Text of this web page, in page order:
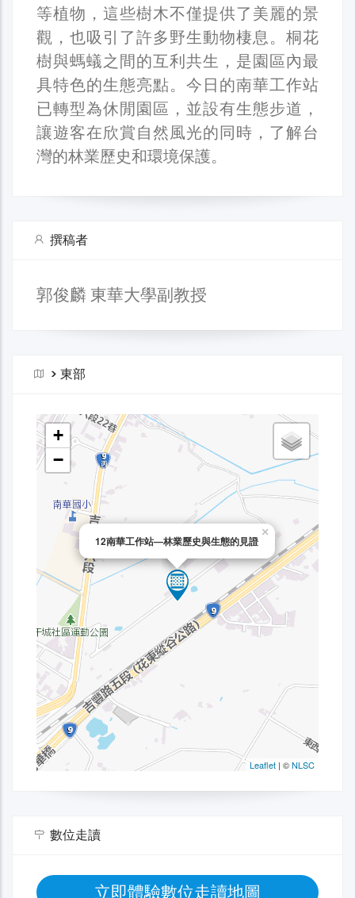
等植物，這些樹木不僅提供了美麗的景
觀，也吸引了許多野生動物棲息。桐花
樹與螞蟻之間的互利共生，是園區內最
具特色的生態亮點。今日的南華工作站
已轉型為休閒園區，並設有生態步道，
讓遊客在欣賞自然風光的同時，了解台
灣的林業歷史和環境保護。
撰稿者
郭俊麟 東華大學副教授
> 東部
數位走讀
立即體驗數位走讀地圖